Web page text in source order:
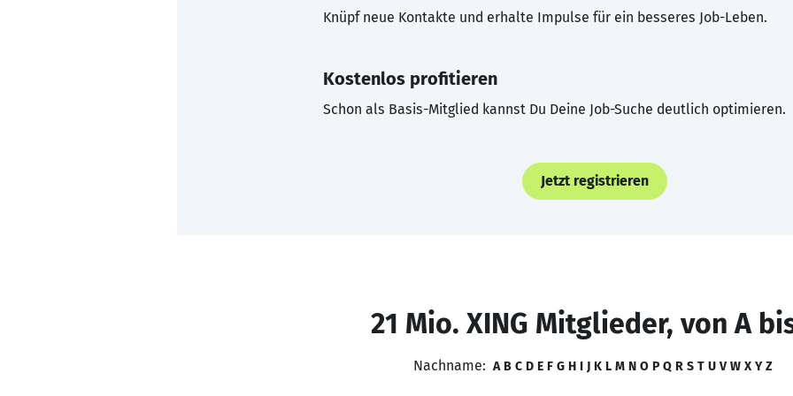
Knüpf neue Kontakte und erhalte Impulse für ein besseres Job-Leben.
Kostenlos profitieren
Schon als Basis-Mitglied kannst Du Deine Job-Suche deutlich optimieren.
Jetzt registrieren
21 Mio. XING Mitglieder, von A
Nachname: A B C D E F G H I J K L M N O P Q R S T U V W X Y Z